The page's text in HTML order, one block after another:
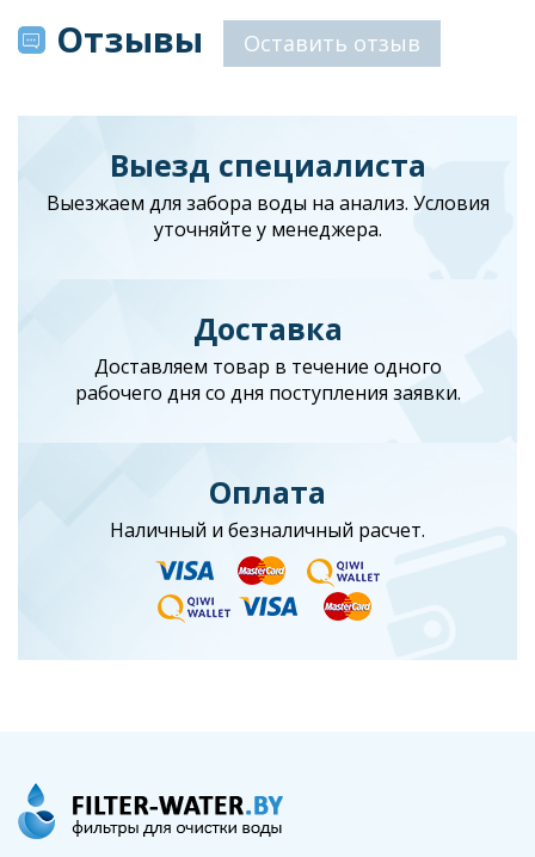
Отзывы Оставить отзыв
Выезд специалиста
Выезжаем для забора воды на анализ. Условия
уточняйте у менеджера.
Доставка
Доставляем товар в течение одного
рабочего дня со дня поступления заявки.
Оплата
Наличный и безналичный расчет.